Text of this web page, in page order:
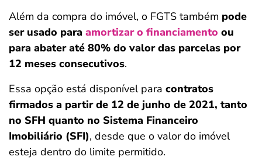
Além da compra do imóvel, o FGTS também pode
ser usado para amortizar o financiamento ou
para abater até 80% do valor das parcelas por
12 meses consecutivos.
Essa opção está disponível para contratos
firmados a partir de 12 de junho de 2021, tanto
no SFH quanto no Sistema Financeiro
Imobiliário (SFI), desde que o valor do imóvel
esteja dentro do limite permitido.